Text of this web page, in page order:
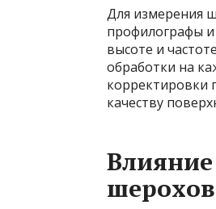
Для измерения
профилографы
высоте и
обработки на
корректировки
качеству